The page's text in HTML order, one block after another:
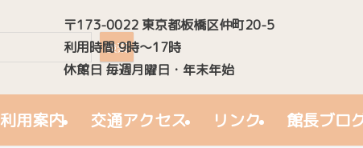
利用案内 交通アクセス リンク 館長ブロ
検索
〒173-0022 東京都板橋区仲町20-5
利用時間 9時～17時
休館日 毎週月曜日・年末年始